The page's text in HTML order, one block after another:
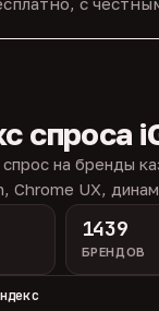
спроса
на бренды
Chrome UX,
1439
БРЕНДОВ